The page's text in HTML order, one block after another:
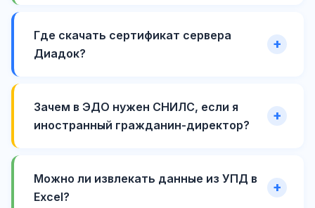
Где скачать сертификат сервера
Диадок?
Зачем в ЭДО нужен СНИЛС, если я
иностранный гражданин-директор?
Можно ли извлекать данные из УПД в
Excel?